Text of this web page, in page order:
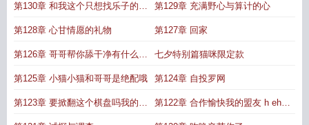
第130章 和我这个只想找乐子的家
伙做一
第129章 充满野心与算计的心
第128章 心甘情愿的礼物 第127章 回家
第126章 哥哥帮你舔干净有什么不
对吗
七夕特别篇猫咪限定款
第125章 小猫小猫和哥哥是绝配哦 第124章 自投罗网
第123章 要掀翻这个棋盘吗我的妹 第122章 合作愉快我的盟友 h eh